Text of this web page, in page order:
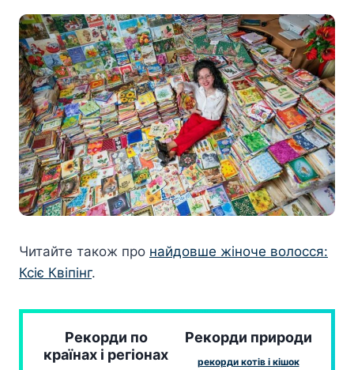
Читайте також про найдовше жіноче волосся:
Ксіє Квіпінг.
Рекорди по
країнах і регіонах
Рекорди природи
рекорди котів і кішок